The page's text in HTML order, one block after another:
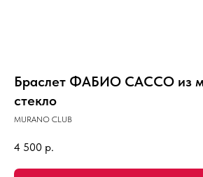
Браслет ФАБИО САССО из
стекло
MURANO CLUB
4 500 р.